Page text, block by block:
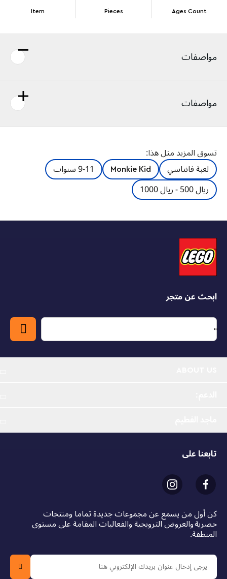
Ages Count
Pieces
Item
مواصفات
مواصفات
كينج مع لعبة المكعبات ليغو® مونكي كيد™ الترفيهية من ذا
هيفنلي ريلمز (80039). تتميز هذه اللعبة الشهيرة القابلة للبناء
للأعمار من 10 سنوات فما فوق بالقصر الرائع وما حوله، بما في
ذلك بوابة مدخل مزخرفة وحديقة مع شجرة خوخ وفرن. ادفع بوابة
المدخل لجز السحب وافتح النموذج لسهولة اللعب مع الحديقة
كل قصة وحوامل شفافة للمحارب مونكي كينج وإرلانج لإعادة إنشاء
معركة ميدير. ابحث عن التعليمات خطوة بخطوة في الصندوق
وتحقق من تطبيق ليغو بيلدينج إنستراكشنز لأدوات المشاهدة
الرقمية.
ألعاب بناء ليجو مونكي كيد لهواة الجمع مستوحاة من الرحلة
الكلاسيكية إلى الرواية الغربية وهي طريقة رائعة للبالغين لمشاركة
أسطورة مونكي كينج مع الأطفال بطريقة عصرية ومرحة.
حكايات أسطورية أعيد تصورها بأسلوب ليغو® مونكي كيد™ -
كينج وواريور مونكي كينج وهيفن فيري وتيشانج لاوجون وونيزها
وما حوله بما في ذلك بوابة المدخل وشجرة الخوخ والفرن
وقدم رؤية كاملة لحديقة القصر والفرن. ضع واريور مونكي كينج
وإيرلانج على الحوامل الشفافة في وضعيات المعركة
فكرة هدية للأطفال بعمر 10 سنوات فما فوق - امنح مجموعة
ليغو® مونكي كيد™ هدية عيد ميلاد أو موسم أعياد أو مفاجأة
للأطفال الرائعين الذين يستمتعون بقصص مغامرات ملحمية
تسوق المزيد مثل هذا:
لعبة فانتاسي
Monkie Kid
9-11 سنوات
ريال 500 - ريال 1000
ابحث عن متجر
كن أول من يسمع عن مجموعات جديدة تماما ومنتجات
حصرية والعروض الترويجية والفعاليات المقامة على مستوى
المنطقة.
تابعنا على